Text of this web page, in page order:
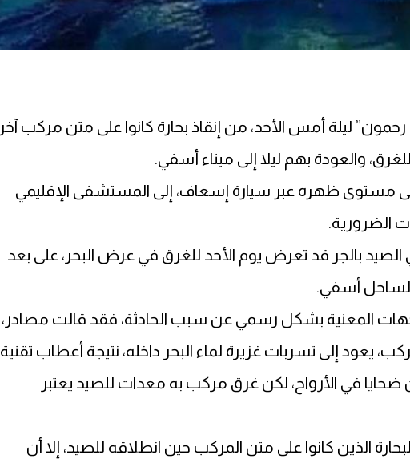
ليلة أمس الأحد، من إنقاذ بحارة كانوا على متن مركب آخر
مستوى ظهره عبر سيارة إسعاف، إلى المستشفى الإقليمي
الضرورية.
في الصيد بالجر قد تعرض يوم الأحد للغرق في عرض البحر، على بعد
المعنية بشكل رسمي عن سبب الحادثة، فقد قالت مصادر،
يعود إلى تسربات غزيرة لماء البحر داخله، نتيجة أعطاب تقنية
في الأرواح، لكن غرق مركب به معدات للصيد يعتبر
الذين كانوا على متن المركب حين انطلاقه للصيد، إلا أن